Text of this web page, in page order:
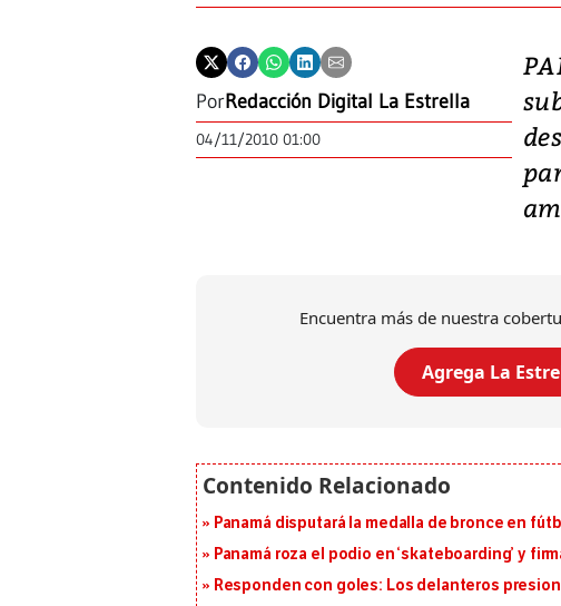
PorRedacción Digital La Estrella
04/11/2010 01:00
Encuentra más de nuestra
Agrega La
Panamá disputará la medalla de bronce en
Panamá roza el podio en ‘skateboarding’ y
Responden con goles: Los delanteros